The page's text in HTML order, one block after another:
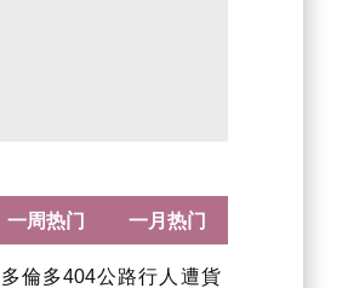
多倫多404公路行人遭貨
一周热门 一月热门